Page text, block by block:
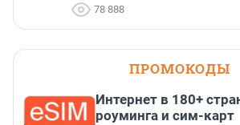
78 888
ПРОМОКОДЫ
Интернет в 180+
роуминга и сим-карт